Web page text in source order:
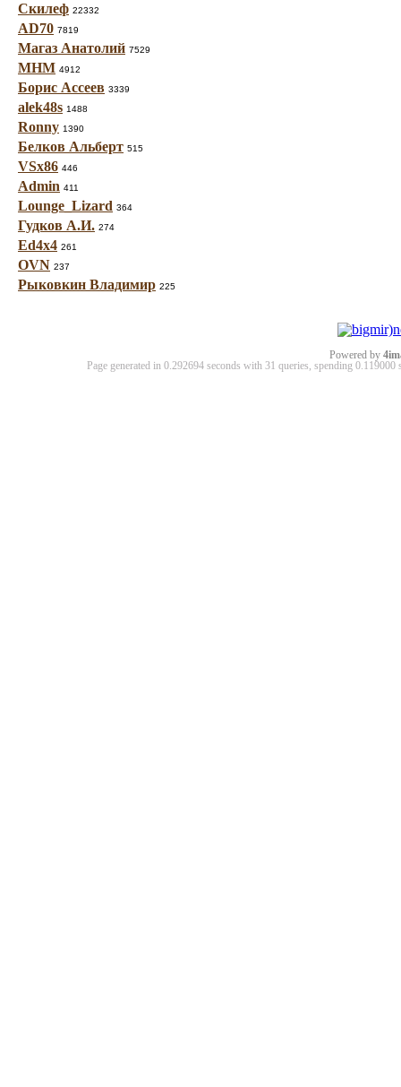
Скилеф 22332
AD70 7819
Магаз Анатолий 7529
МНМ 4912
Борис Ассеев 3339
alek48s 1488
Ronny 1390
Белков Альберт 515
VSx86 446
Admin 411
Lounge_Lizard 364
Гудков А.И. 274
Ed4x4 261
OVN 237
Рыковкин Владимир 225
Powered by
Page generated in 0.292694 seconds with 31 queries, spending